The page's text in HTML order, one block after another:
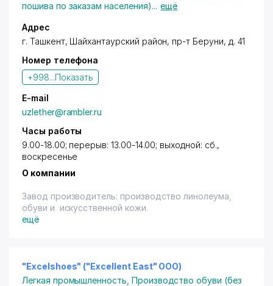
пошива по заказам населения)... ещё
Адрес
г. Ташкент, Шайхантаурский район, пр-т Беруни, д. 41
Номер телефона
+998...Показать
E-mail
uzlether@rambler.ru
Часы работы
9.00-18.00; перерыв: 13.00-14.00; выходной: сб.,
воскресенье
О компании
Завод производитель: производство линолеума,
обуви и искусственной кожи.
ещё
"Excelshoes" ("Excellent East" ООО)
Легкая промышленность Производство обуви (без